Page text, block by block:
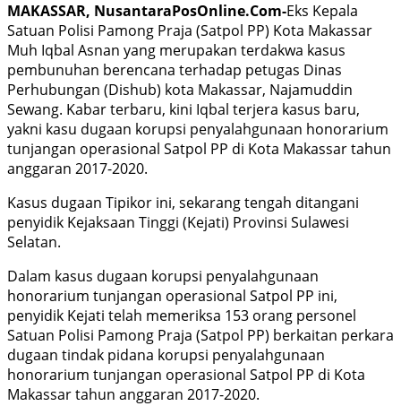
MAKASSAR, NusantaraPosOnline.Com-Eks Kepala
Satuan Polisi Pamong Praja (Satpol PP) Kota Makassar
Muh Iqbal Asnan yang merupakan terdakwa kasus
pembunuhan berencana terhadap petugas Dinas
Perhubungan (Dishub) kota Makassar, Najamuddin
Sewang. Kabar terbaru, kini Iqbal terjera kasus baru,
yakni kasu dugaan korupsi penyalahgunaan honorarium
tunjangan operasional Satpol PP di Kota Makassar tahun
anggaran 2017-2020.
Kasus dugaan Tipikor ini, sekarang tengah ditangani
penyidik Kejaksaan Tinggi (Kejati) Provinsi Sulawesi
Selatan.
Dalam kasus dugaan korupsi penyalahgunaan
honorarium tunjangan operasional Satpol PP ini,
penyidik Kejati telah memeriksa 153 orang personel
Satuan Polisi Pamong Praja (Satpol PP) berkaitan perkara
dugaan tindak pidana korupsi penyalahgunaan
honorarium tunjangan operasional Satpol PP di Kota
Makassar tahun anggaran 2017-2020.